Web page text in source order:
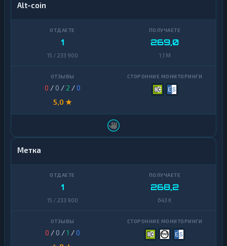
Alt-coin
1
15 / 233 900
269,0
1,1 M
0 / 0 / 2 /0
5,0 ★
Метка
1
15 / 233 900
268,2
643 K
0 / 0 /1 /0